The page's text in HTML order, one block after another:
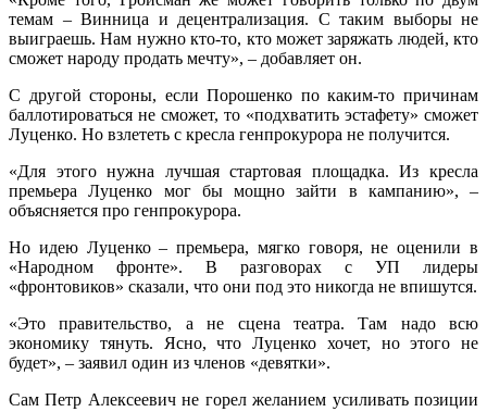
темам – Винница и децентрализация. С таким выборы не
выиграешь. Нам нужно кто-то, кто может заряжать людей, кто
сможет народу продать мечту», – добавляет он.
С другой стороны, если Порошенко по каким-то причинам
баллотироваться не сможет, то «подхватить эстафету» сможет
Луценко. Но взлететь с кресла генпрокурора не получится.
«Для этого нужна лучшая стартовая площадка. Из кресла
премьера Луценко мог бы мощно зайти в кампанию», –
объясняется про генпрокурора.
Но идею Луценко – премьера, мягко говоря, не оценили в
«Народном фронте». В разговорах с УП лидеры
«фронтовиков» сказали, что они под это никогда не впишутся.
«Это правительство, а не сцена театра. Там надо всю
экономику тянуть. Ясно, что Луценко хочет, но этого не
будет», – заявил один из членов «девятки».
Сам Петр Алексеевич не горел желанием усиливать позиции